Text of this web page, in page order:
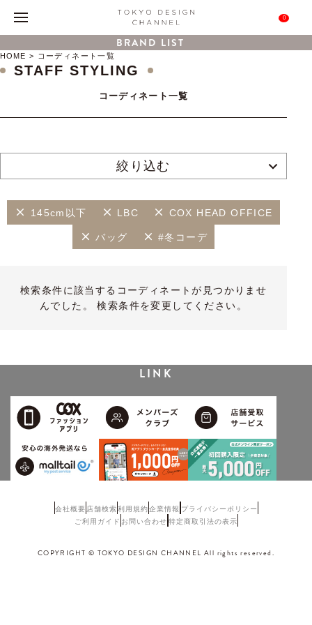
0
BRAND LIST
HOME コーディネート一覧
STAFF STYLING
コーディネート一覧
絞り込む
145cm以下 LBC COX HEAD OFFICE
バッグ #冬コーデ
検索条件に該当するコーディネートが見つかりませ
んでした。 検索条件を変更してください。
LINK
会社概要 店舗検索利用規約企業情報 プライバシーポリシー
ご利用ガイド お問い合わせ 特定商取引法の表示
COPYRIGHT © TOKYO DESIGN CHANNEL All rights reserved.